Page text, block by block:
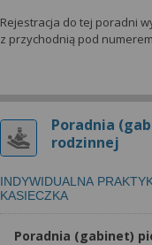
Rejestracja do tej poradni
z przychodnią pod
Poradnia
rodzinnej
INDYWIDUALNA
KASIECZKA
Poradnia (gabinet)